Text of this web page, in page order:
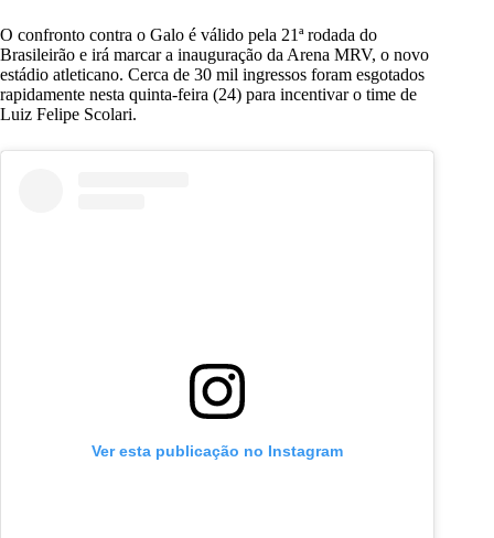
O confronto contra o Galo é válido pela 21ª rodada do
Brasileirão e irá marcar a inauguração da Arena MRV, o novo
estádio atleticano. Cerca de 30 mil ingressos foram esgotados
rapidamente nesta quinta-feira (24) para incentivar o time de
Luiz Felipe Scolari.
Ver esta publicação no Instagram